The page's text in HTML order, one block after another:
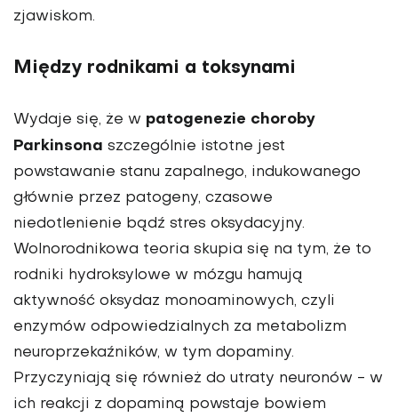
zjawiskom.
Między rodnikami a toksynami
Wydaje się, że w patogenezie choroby
Parkinsona szczególnie istotne jest
powstawanie stanu zapalnego, indukowanego
głównie przez patogeny, czasowe
niedotlenienie bądź stres oksydacyjny.
Wolnorodnikowa teoria skupia się na tym, że to
rodniki hydroksylowe w mózgu hamują
aktywność oksydaz monoaminowych, czyli
enzymów odpowiedzialnych za metabolizm
neuroprzekaźników, w tym dopaminy.
Przyczyniają się również do utraty neuronów - w
ich reakcji z dopaminą powstaje bowiem